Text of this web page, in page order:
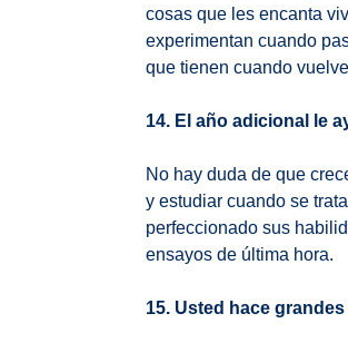
cosas que les encanta
experimentan cuando
que tienen cuando
14. El año adicional le
No hay duda de que
y estudiar cuando se
perfeccionado sus
ensayos de última hora.
15. Usted hace